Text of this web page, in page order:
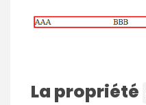
La propriété